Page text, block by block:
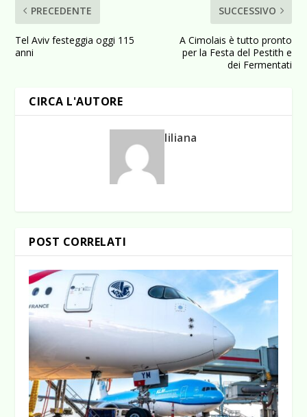
PRECEDENTE
Tel Aviv festeggia oggi 115
anni
SUCCESSIVO
A Cimolais è tutto pronto
per la Festa del Pestith e
dei Fermentati
CIRCA L'AUTORE
liliana
POST CORRELATI